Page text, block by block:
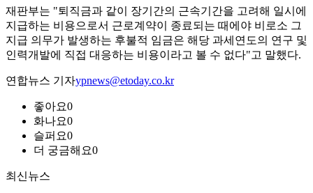
재판부는 "퇴직금과 같이 장기간의 근속기간을 고려해 일시에
지급하는 비용으로서 근로계약이 종료되는 때에야 비로소 그
지급 의무가 발생하는 후불적 임금은 해당 과세연도의 연구 및
인력개발에 직접 대응하는 비용이라고 볼 수 없다"고 말했다.
연합뉴스 기자ypnews@etoday.co.kr
좋아요0
화나요0
슬퍼요0
더 궁금해요0
최신뉴스